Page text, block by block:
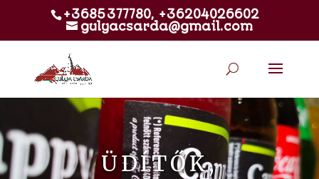
+3685377780, +36204026602
gulyacsarda@gmail.com
ÜDÍTŐK,